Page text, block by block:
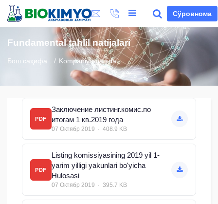
Сўровнома
Fundamental tahlil natijalari
Бош саҳифа Kompaniya haqida
PDF
Заключение листинг.комис.по
итогам 1 кв.2019 года
07 Октябр 2019 · 408.9 KB
PDF
Listing komissiyasining 2019 yil 1-
yarim yilligi yakunlari bo'yicha
Hulosasi
07 Октябр 2019 · 395.7 KB